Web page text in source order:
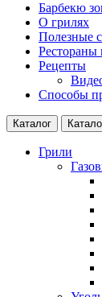
Барбекю
О грилях
Полезные
Рестораны
Рецепты
Способы
Каталог
Грили